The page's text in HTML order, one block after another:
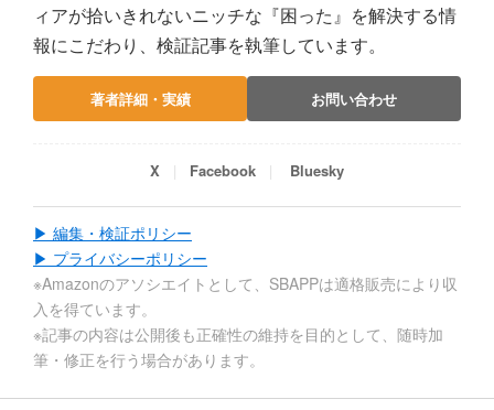
ィアが拾いきれないニッチな『困った』を解決する情
報にこだわり、検証記事を執筆しています。
著者詳細・実績 お問い合わせ
X Facebook Bluesky
▶ 編集・検証ポリシー
▶ プライバシーポリシー
※Amazonのアソシエイトとして、SBAPPは適格販売により収
入を得ています。
※記事の内容は公開後も正確性の維持を目的として、随時加
筆・修正を行う場合があります。